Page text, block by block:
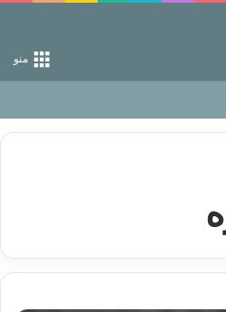
منو
وکناره‌گیری از راه خداست‌!